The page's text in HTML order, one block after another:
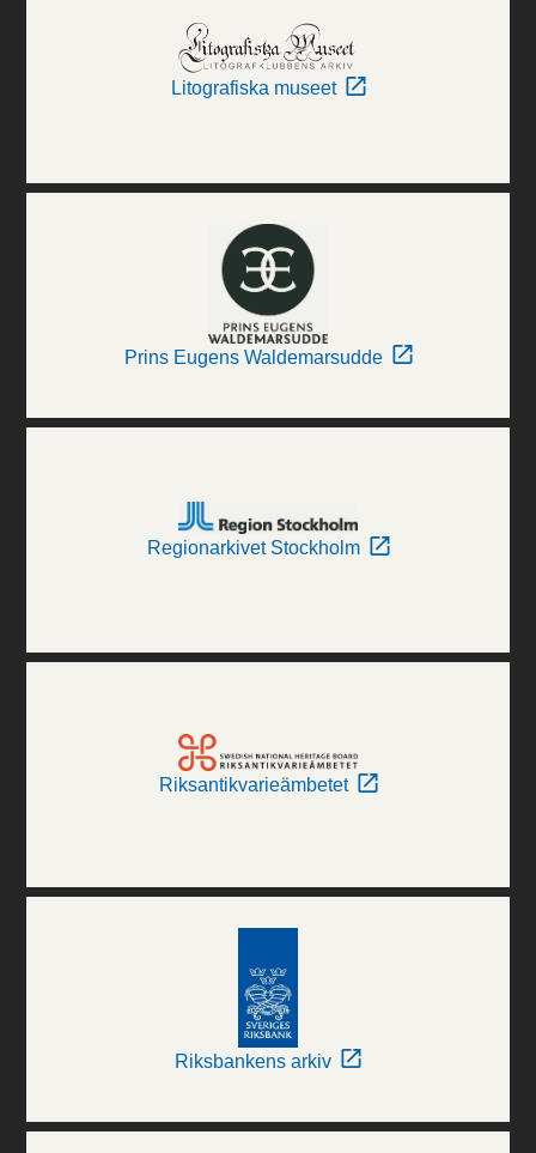
Litografiska museet
Prins Eugens Waldemarsudde
Regionarkivet Stockholm
Riksantikvarieämbetet
Riksbankens arkiv